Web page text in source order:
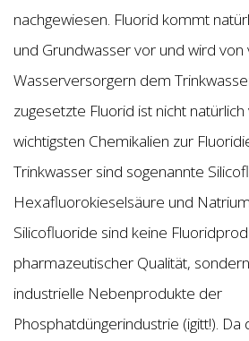
nachgewiesen. Fluorid kommt
und Grundwasser vor und wird von
Wasserversorgern dem
zugesetzte Fluorid ist nicht
wichtigsten Chemikalien zur
Trinkwasser sind sogenannte
Hexafluorokieselsäure und
Silicofluoride sind keine
pharmazeutischer Qualität,
industrielle Nebenprodukte der
Phosphatdüngerindustrie (igitt!).